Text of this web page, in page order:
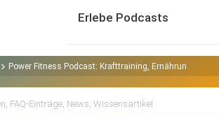
Erlebe Podcasts
Power Fitness Podcast: Krafttraining, Ernährung,